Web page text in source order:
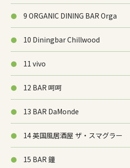
9 ORGANIC DINING BAR Orga
10 Diningbar Chillwood
11 vivo
12 BAR 呵呵
13 BAR DaMonde
14 英国風居酒屋 ザ・スマグラー
15 BAR 鐘